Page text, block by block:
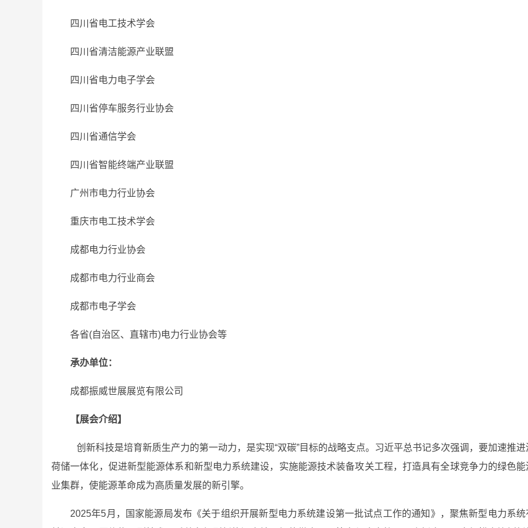
四川省电工技术学会
四川省清洁能源产业联盟
四川省电力电子学会
四川省停车服务行业协会
四川省通信学会
四川省智能终端产业联盟
广州市电力行业协会
重庆市电工技术学会
成都电力行业协会
成都市电力行业商会
成都市电子学会
各省(自治区、直辖市)电力行业协会等
承办单位：
成都振威世展展览有限公司
【展会介绍】
创新科技是培育新质生产力的第一动力，是实现“双碳”目标的战略支点。习近平总书记多次强调，要加速推进
荷储一体化，促进新型能源体系和新型电力系统建设，实施能源技术装备攻关工程，打造具有全球竞争力的绿色能
业集群，使能源革命成为高质量发展的新引擎。
2025年5月，国家能源局发布《关于组织开展新型电力系统建设第一批试点工作的通知》，聚焦新型电力系统